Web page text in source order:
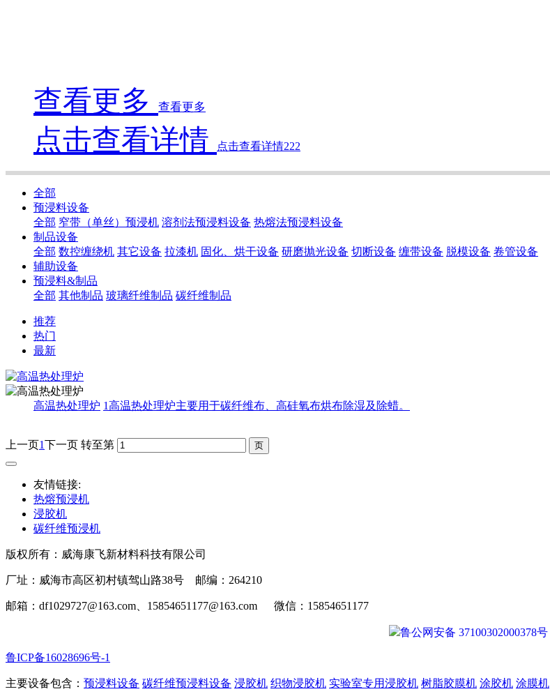
查看更多 查看更多
点击查看详情 点击查看详情222
全部
预浸料设备
全部 窄带（单丝）预浸机 溶剂法预浸料设备 热熔法预浸料设备
制品设备
全部 数控缠绕机 其它设备 拉漆机 固化、烘干设备 研磨抛光设备 切断设备 缠带设备 脱模设备 卷管设备
辅助设备
预浸料&制品
全部 其他制品 玻璃纤维制品 碳纤维制品
推荐
热门
最新
高温热处理炉 1高温热处理炉主要用于碳纤维布、高硅氧布烘布除湿及除蜡。
上一页1下一页 转至第
友情链接:
热熔预浸机
浸胶机
碳纤维预浸机
版权所有：威海康飞新材料科技有限公司
厂址：威海市高区初村镇驾山路38号 邮编：264210
邮箱：df1029727@163.com、15854651177@163.com 微信：15854651177
鲁公网安备 37100302000378号
鲁ICP备16028696号-1
主要设备包含： 预浸料设备 碳纤维预浸料设备 浸胶机 织物浸胶机 实验室专用浸胶机 树脂胶膜机 涂胶机 涂膜机